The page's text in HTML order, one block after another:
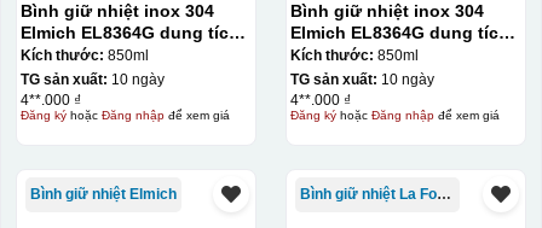
Kiểu in:
thuật in ấn sử dụng một tấm lưới được phủ hóa chất cảm
Bình giữ nhiệt inox 304
Elmich EL8364G dung tích
850ml
Kích thước: 850ml
TG sản xuất: 10 ngày
4**.000 ₫
Đăng kýhoặc Đăng nhậpđể xem giá
Bình giữ nhiệt inox 304
Elmich EL8364G dung tích
850ml
Kích thước: 850ml
TG sản xuất: 10 ngày
4**.000 ₫
Đăng kýhoặc Đăng nhậpđể xem giá
Bình giữ nhiệt Elmich Bình giữ nhiệt La Fonte